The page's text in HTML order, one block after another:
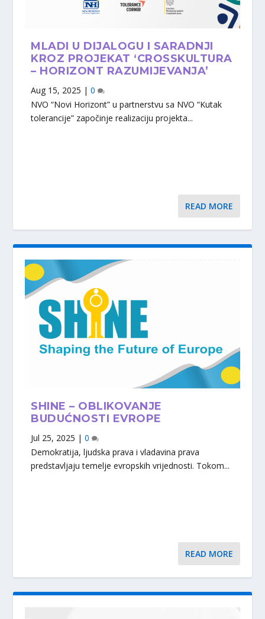
MLADI U DIJALOGU I SARADNJI
KROZ PROJEKAT ‘CROSSKULTURA
– HORIZONT RAZUMIJEVANJA’
Aug 15, 2025 |0
NVO “Novi Horizont” u partnerstvu sa NVO “Kutak
tolerancije” započinje realizaciju projekta...
READ MORE
SHINE – OBLIKOVANJE
BUDUĆNOSTI EVROPE
Jul 25, 2025 |0
Demokratija, ljudska prava i vladavina prava
predstavljaju temelje evropskih vrijednosti. Tokom...
READ MORE